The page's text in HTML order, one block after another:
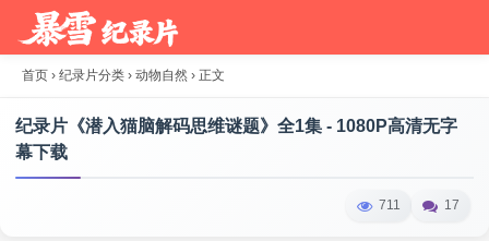
首页 › 纪录片分类 › 动物自然 › 正文
纪录片《潜入猫脑解码思维谜题》全1集 - 1080P高清无字
幕下载
711 17